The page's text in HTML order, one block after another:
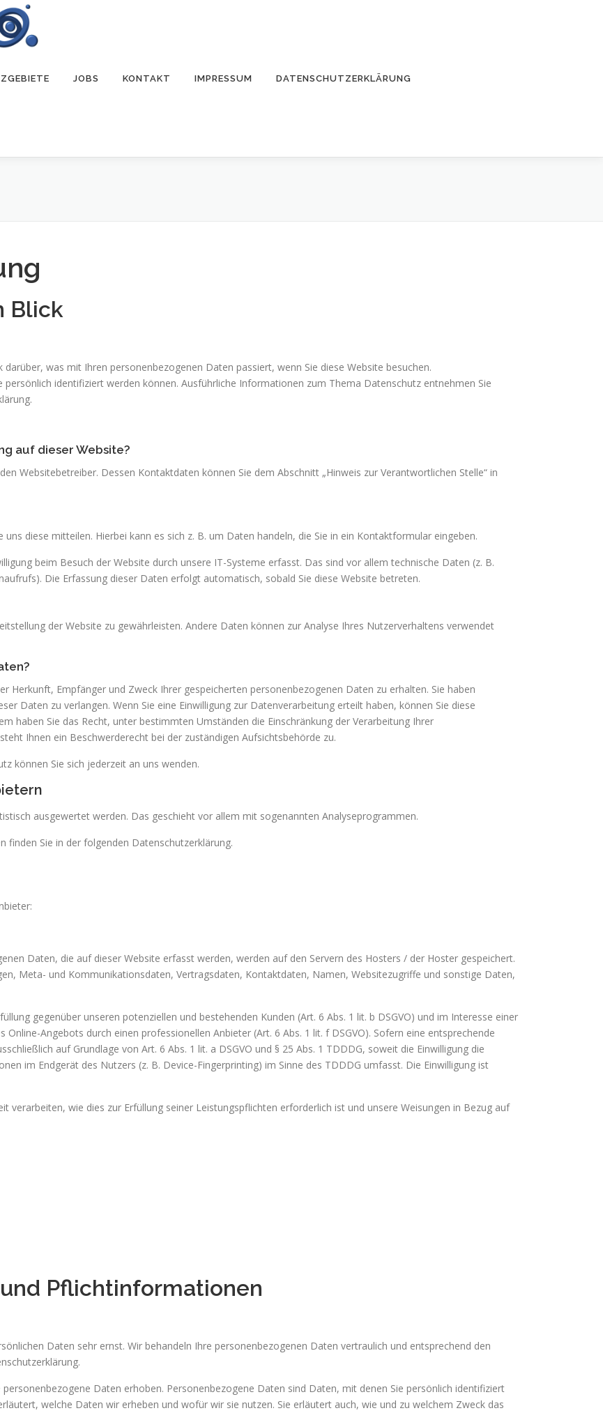
JOBS KONTAKT IMPRESSUM DATENSCHUTZERKLÄRUNG
Blick
was mit Ihren personenbezogenen Daten passiert, wenn Sie diese Website besuchen.
identifiziert werden können. Ausführliche Informationen zum Thema Datenschutz entnehmen Sie
auf dieser Website?
Websitebetreiber. Dessen Kontaktdaten können Sie dem Abschnitt „Hinweis zur Verantwortlichen Stelle“ in
diese mitteilen. Hierbei kann es sich z. B. um Daten handeln, die Sie in ein Kontaktformular eingeben.
beim Besuch der Website durch unsere IT-Systeme erfasst. Das sind vor allem technische Daten (z. B.
Die Erfassung dieser Daten erfolgt automatisch, sobald Sie diese Website betreten.
der Website zu gewährleisten. Andere Daten können zur Analyse Ihres Nutzerverhaltens verwendet
Herkunft, Empfänger und Zweck Ihrer gespeicherten personenbezogenen Daten zu erhalten. Sie haben
Daten zu verlangen. Wenn Sie eine Einwilligung zur Datenverarbeitung erteilt haben, können Sie diese
haben Sie das Recht, unter bestimmten Umständen die Einschränkung der Verarbeitung Ihrer
Ihnen ein Beschwerderecht bei der zuständigen Aufsichtsbehörde zu.
können Sie sich jederzeit an uns wenden.
ausgewertet werden. Das geschieht vor allem mit sogenannten Analyseprogrammen.
Sie in der folgenden Datenschutzerklärung.
Daten, die auf dieser Website erfasst werden, werden auf den Servern des Hosters / der Hoster gespeichert.
Meta- und Kommunikationsdaten, Vertragsdaten, Kontaktdaten, Namen, Websitezugriffe und sonstige Daten,
gegenüber unseren potenziellen und bestehenden Kunden (Art. 6 Abs. 1 lit. b DSGVO) und im Interesse einer
Angebots durch einen professionellen Anbieter (Art. 6 Abs. 1 lit. f DSGVO). Sofern eine entsprechende
auf Grundlage von Art. 6 Abs. 1 lit. a DSGVO und § 25 Abs. 1 TDDDG, soweit die Einwilligung die
im Endgerät des Nutzers (z. B. Device-Fingerprinting) im Sinne des TDDDG umfasst. Die Einwilligung ist
verarbeiten, wie dies zur Erfüllung seiner Leistungspflichten erforderlich ist und unsere Weisungen in Bezug auf
Pflicht­informationen
Daten sehr ernst. Wir behandeln Ihre personenbezogenen Daten vertraulich und entsprechend den
Daten erhoben. Personenbezogene Daten sind Daten, mit denen Sie persönlich identifiziert
welche Daten wir erheben und wofür wir sie nutzen. Sie erläutert auch, wie und zu welchem Zweck das